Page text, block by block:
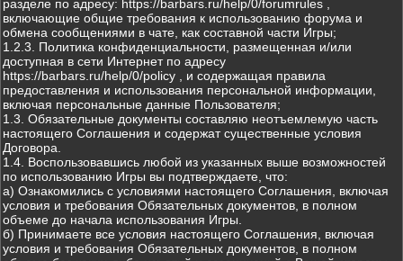
разделе по адресу: https://barbars.ru/help/0/forumrules ,
включающие общие требования к использованию форума и
обмена сообщениями в чате, как составной части Игры;
1.2.3. Политика конфиденциальности, размещенная и/или
доступная в сети Интернет по адресу
https://barbars.ru/help/0/policy , и содержащая правила
предоставления и использования персональной информации,
включая персональные данные Пользователя;
1.3. Обязательные документы составляю неотъемлемую часть
настоящего Соглашения и содержат существенные условия
Договора.
1.4. Воспользовавшись любой из указанных выше возможностей
по использованию Игры вы подтверждаете, что:
а) Ознакомились с условиями настоящего Соглашения, включая
условия и требования Обязательных документов, в полном
объеме до начала использования Игры.
б) Принимаете все условия настоящего Соглашения, включая
условия и требования Обязательных документов, в полном